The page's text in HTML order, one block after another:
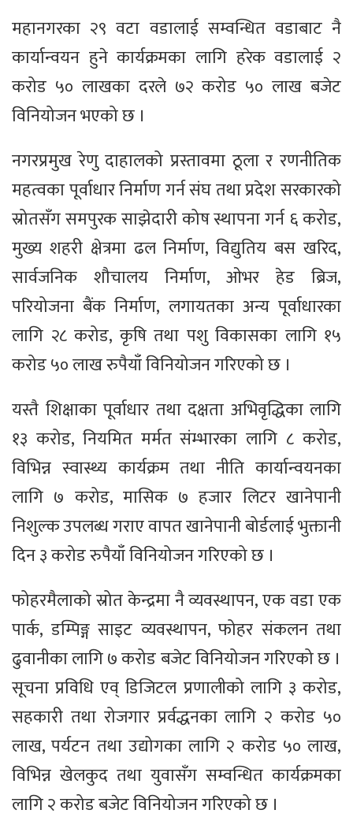
महानगरका २९ वटा वडालाई सम्वन्धित वडाबाट नै
कार्यान्वयन हुने कार्यक्रमका लागि हरेक वडालाई २
करोड ५० लाखका दरले ७२ करोड ५० लाख बजेट
विनियोजन भएको छ ।
नगरप्रमुख रेणु दाहालको प्रस्तावमा ठूला र रणनीतिक
महत्वका पूर्वाधार निर्माण गर्न संघ तथा प्रदेश सरकारको
स्रोतसँग समपुरक साझेदारी कोष स्थापना गर्न ६ करोड,
मुख्य शहरी क्षेत्रमा ढल निर्माण, विद्युतिय बस खरिद,
सार्वजनिक शौचालय निर्माण, ओभर हेड ब्रिज,
परियोजना बैंक निर्माण, लगायतका अन्य पूर्वाधारका
लागि २८ करोड, कृषि तथा पशु विकासका लागि १५
करोड ५० लाख रुपैयाँ विनियोजन गरिएको छ ।
यस्तै शिक्षाका पूर्वाधार तथा दक्षता अभिवृद्धिका लागि
१३ करोड, नियमित मर्मत संम्भारका लागि ८ करोड,
विभिन्न स्वास्थ्य कार्यक्रम तथा नीति कार्यान्वयनका
लागि ७ करोड, मासिक ७ हजार लिटर खानेपानी
निशुल्क उपलब्ध गराए वापत खानेपानी बोर्डलाई भुक्तानी
दिन ३ करोड रुपैयाँ विनियोजन गरिएको छ ।
फोहरमैलाको स्रोत केन्द्रमा नै व्यवस्थापन, एक वडा एक
पार्क, डम्पिङ्ग साइट व्यवस्थापन, फोहर संकलन तथा
ढुवानीका लागि ७ करोड बजेट विनियोजन गरिएको छ ।
सूचना प्रविधि एव् डिजिटल प्रणालीको लागि ३ करोड,
सहकारी तथा रोजगार प्रर्वद्धनका लागि २ करोड ५०
लाख, पर्यटन तथा उद्योगका लागि २ करोड ५० लाख,
विभिन्न खेलकुद तथा युवासँग सम्वन्धित कार्यक्रमका
लागि २ करोड बजेट विनियोजन गरिएको छ ।